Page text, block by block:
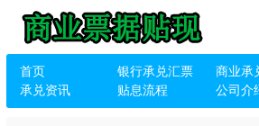
首页 银行承兑汇票 商业承
承兑资讯
贴息流程 公司介